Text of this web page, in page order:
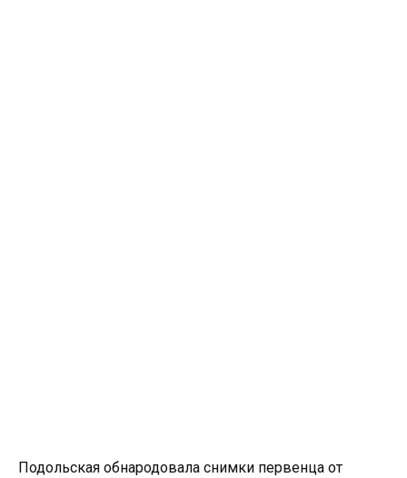
Подольская обнародовала снимки первенца от